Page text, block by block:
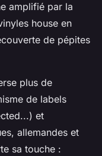
amplifié par la
house en
de pépites
plus de
de labels
et
allemandes et
sa touche :